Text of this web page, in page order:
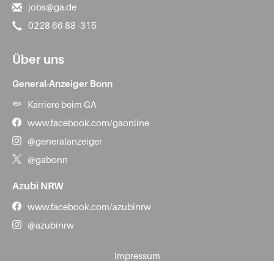
jobs@ga.de
0228 66 88 -315
Über uns
General-Anzeiger Bonn
Karriere beim GA
www.facebook.com/gaonline
@generalanzeiger
@gabonn
Azubi NRW
www.facebook.com/azubinrw
@azubinrw
Impressum